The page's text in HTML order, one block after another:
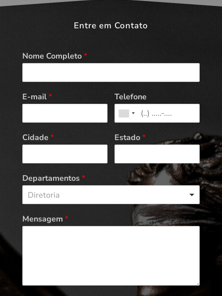
Entre em Contato
Nome Completo*
E-mail* Telefone
Cidade * Estado*
Departamentos*
Diretoria
Mensagem *